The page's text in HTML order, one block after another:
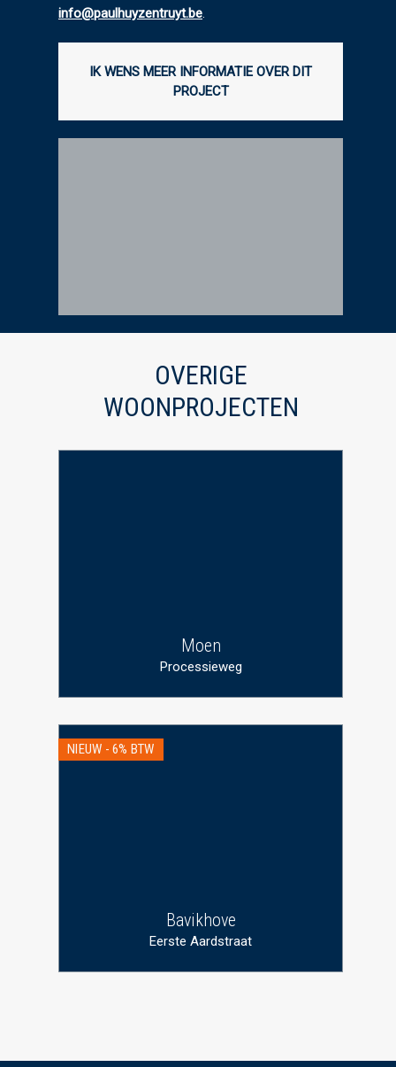
info@paulhuyzentruyt.be.
IK WENS MEER INFORMATIE OVER DIT
PROJECT
OVERIGE
WOONPROJECTEN
Moen
Processieweg
Bavikhove
Eerste Aardstraat
NIEUW - 6% BTW